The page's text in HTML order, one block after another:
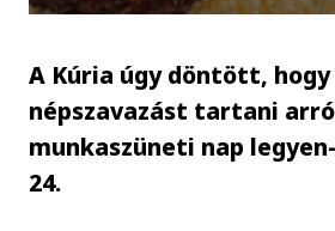
A Kúria úgy döntött,
népszavazást tartani
munkaszüneti nap
24.